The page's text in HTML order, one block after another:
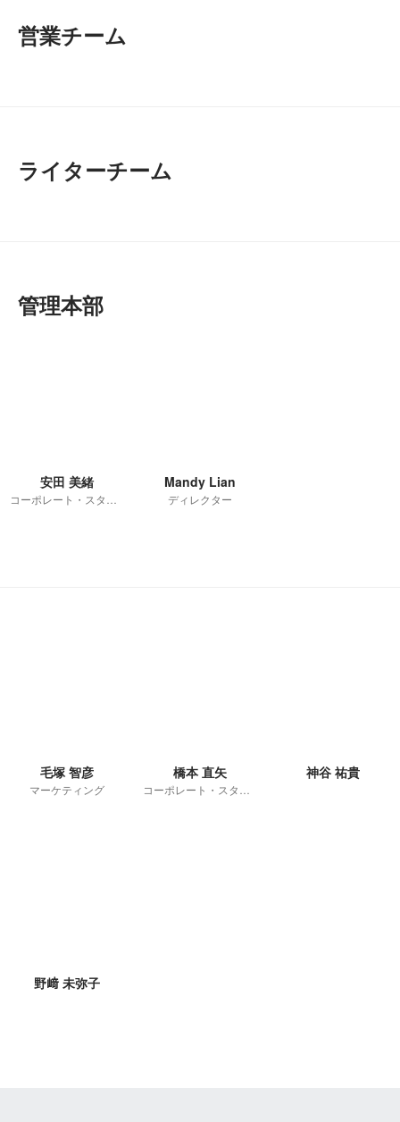
営業チーム
ライターチーム
管理本部
安田 美緒 Mandy Lian
ディレクター
毛塚 智彦
マーケティング
橋本 直矢 神谷 祐貴
野﨑 未弥子